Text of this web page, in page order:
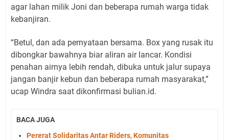
agar lahan milik Joni dan beberapa rumah warga tidak
kebanjiran.
“Betul, dan ada pernyataan bersama. Box yang rusak itu
dibongkar bawahnya biar aliran air lancar. Kondisi
penahan airnya lebih rendah, dibuka untuk jalur supaya
jangan banjir kebun dan beberapa rumah masyarakat,”
ucap Windra saat dikonfirmasi bulian.id.
BACA JUGA
Pererat Solidaritas Antar Riders, Komunitas